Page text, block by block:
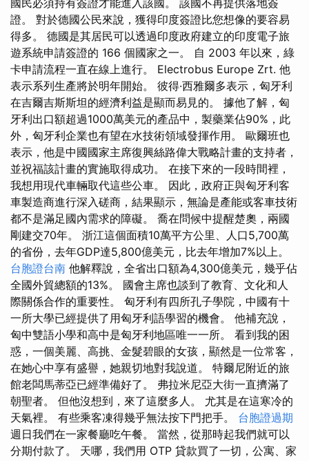
國民必須持有簽證才能進入該國。 該國不再提供落地簽
證。 對於德國公民來說，獲得印度簽證比您想像的要容易
得多。 德國是其居民可以透過印度政府建立的印度電子旅
遊系統申請簽證的 166 個國家之一。 自 2003 年以來，綠
卡申請流程一直在線上進行。 Electrobus Europe Zrt. 他
表示系列生產將於明年開始。 彼得·西雅爾多表示，匈牙利
在吉爾吉斯斯坦的經濟利益是顯而易見的。 據他了解，匈
牙利出口額超過1000萬美元的產品中，製藥業佔90%，此
外，匈牙利企業也有望在水技術領域發揮作用。 歐爾班也
表示，他是中國國家主席復興絲路偉大戰略計畫的支持者，
並祝福該計畫的實施取得成功。 在接下來的一段時間裡，
我想用現代車輛取代這些公車。 因此，政府正與匈牙利客
車製造商進行深入磋商，結果顯示，無論是產能或客車技術
都不是滿足國內需求的障礙。 喬在問候中提醒楚奧，兩國
剛建交70年。 浙江這個面積10萬平方公里、人口5,700萬
的省份，去年GDP達5,800億美元，比去年增加7%以上。
台胞證台南 他解釋說，全省出口額為4,300億美元，幾乎佔
全國外貿總額的13%。 國會主席也談到了教育、文化和人
際關係合作的重要性。 匈牙利有四所孔子學院，中國有十
一所大學已經提供了用匈牙利語學習的機會。 他補充說，
匈中雙語小學和高中是匈牙利地區唯一一所。 看到我的困
惑，一個美麗、高挑、金髮碧眼的女孩，顯然是一位常客，
在她心中享有盛譽，她親切地對我說道。 特爾尼附近的旅
館老闆馬蒂亞已經準備好了。 弗拉米尼亞大街一直擠滿了
朝聖者。 但他沒想到，來了這麼多人。 尤其是在這寒冷的
天氣裡。 有些乘客凍得幾乎無法按下門把手。 台胞證過期
週日我們在一家餐廳吃午餐。 當然，從那時起我們就可以
分期付款了。 天哪，我們用 OTP 貸款買了一切，公寓、家